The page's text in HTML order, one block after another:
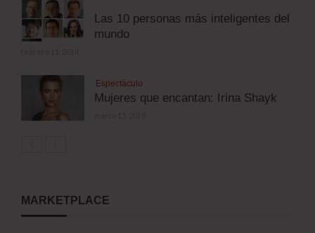
Las 10 personas más inteligentes del
mundo
Espectáculo
Mujeres que encantan: Irina Shayk
MARKETPLACE